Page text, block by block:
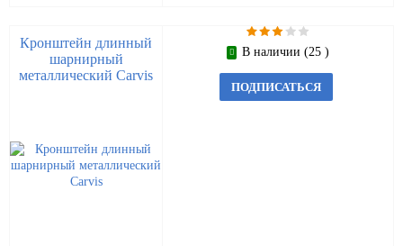
Кронштейн длинный
шарнирный
металлический Carvis
В наличии (25 )
ПОДПИСАТЬСЯ